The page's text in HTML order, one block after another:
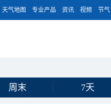
天气地图 专业产品 资讯 视频 节气
周末 7天